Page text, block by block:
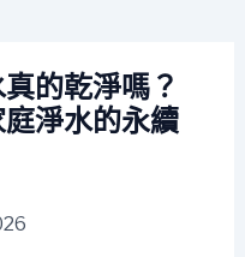
的乾淨嗎？
淨水的永續